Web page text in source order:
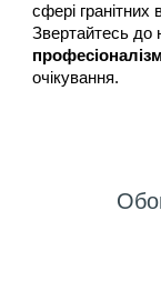
сфері гранітних
Звертайтесь до
професіоналізм
очікування.